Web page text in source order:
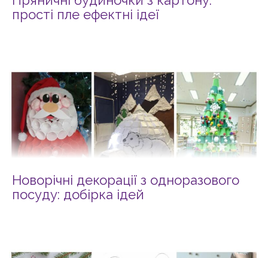
прості пле ефектні ідеї
Новорічні декорації з одноразового
посуду: добірка ідей